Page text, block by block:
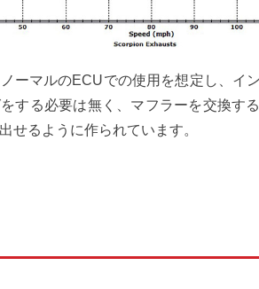
ーマルのECUでの使用を想定し、イ
する必要は無く、マフラーを交換す
せるように作られています。